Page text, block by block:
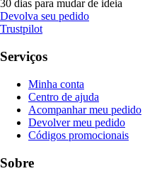
30 dias para mudar de ideia
Devolva seu pedido
Trustpilot
Serviços
Minha conta
Centro de ajuda
Acompanhar meu pedido
Devolver meu pedido
Códigos promocionais
Sobre